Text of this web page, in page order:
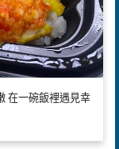
在一碗飯裡遇見幸